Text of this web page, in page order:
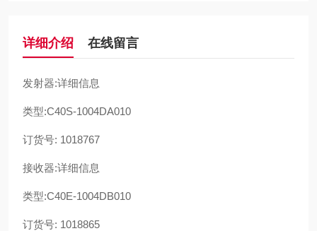
详细介绍 在线留言
发射器:详细信息
类型:C40S-1004DA010
订货号: 1018767
接收器:详细信息
类型:C40E-1004DB010
订货号: 1018865